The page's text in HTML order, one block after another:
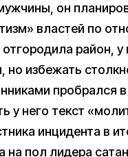
он
властей по
район,
но избежать
пробрался
у него текст
инцидента в
на пол лидера